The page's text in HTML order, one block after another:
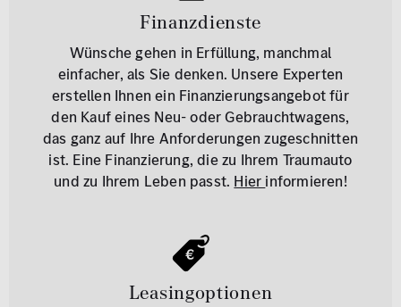
Finanzdienste
Wünsche gehen in Erfüllung, manchmal
einfacher, als Sie denken. Unsere Experten
erstellen Ihnen ein Finanzierungsangebot für
den Kauf eines Neu- oder Gebrauchtwagens,
das ganz auf Ihre Anforderungen zugeschnitten
ist. Eine Finanzierung, die zu Ihrem Traumauto
und zu Ihrem Leben passt. Hier informieren!
Leasingoptionen